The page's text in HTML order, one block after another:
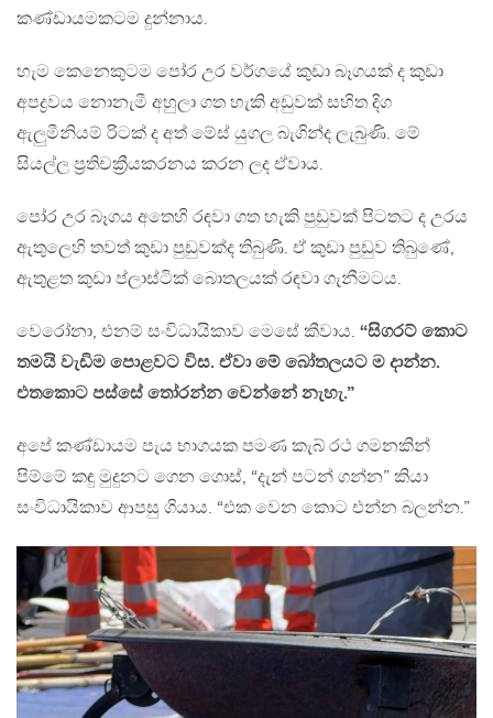
කණ්ඩායමකටම දුන්නාය.
හැම කෙනෙකුටම පෝර උර වර්ගයේ කුඩා බෑගයක් ද කුඩා
අපද්‍රවය නොනැමී අහුලා ගත හැකි අඩුවක් සහිත දිග
ඇලුමීනියම් රිටක් ද අත් මේස් යුගල බැගින්ද ලැබුණි. මේ
සියල්ල ප්‍රතිචක්‍රීයකරනය කරන ලද ඒවාය.
පෝර උර බෑගය අතෙහි රඳවා ගත හැකි පුඩුවක් පිටතට ද උරය
ඇතුලෙහි තවත් කුඩා පුඩුවක්ද තිබුණි. ඒ කුඩා පුඩුව තිබුණේ,
ඇතුළත කුඩා ප්ලාස්ටික් බොතලයක් රඳවා ගැනීමටය.
වෙරෝනා, එනම් සංවිධායිකාව මෙසේ කීවාය. “සිගරට් කොට
තමයි වැඩිම පොළවට විස. ඒවා මේ බෝතලයට ම දාන්න.
එතකොට පස්සේ තෝරන්න වෙන්නේ නැහැ.”
අපේ කණ්ඩායම පැය භාගයක පමණ කැබ් රථ ගමනකින්
පිම්මේ කඳු මුදුනට ගෙන ගොස්, “දැන් පටන් ගන්න” කියා
සංවිධායිකාව ආපසු ගියාය. “එක වෙන කොට එන්න බලන්න.”